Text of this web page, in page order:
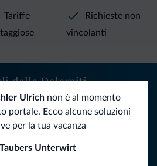
Ulrich non è al momento
portale. Ecco alcune soluzioni
per la tua vacanza
Unterwirt
Tariffe
Richieste non
vincolanti
dalle Dolomiti
offerte esclusive e news per la tua
nelle Dolomiti.